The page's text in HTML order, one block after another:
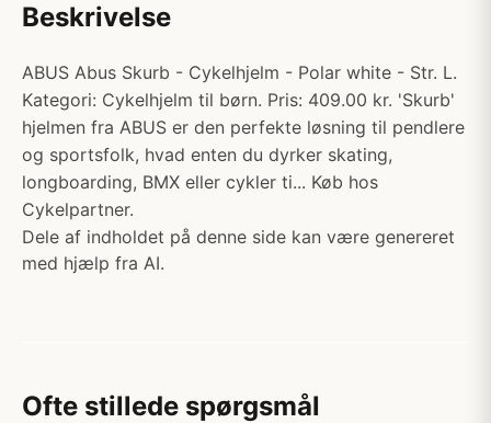
Beskrivelse
ABUS Abus Skurb - Cykelhjelm - Polar white - Str. L.
Kategori: Cykelhjelm til børn. Pris: 409.00 kr. 'Skurb'
hjelmen fra ABUS er den perfekte løsning til pendlere
og sportsfolk, hvad enten du dyrker skating,
longboarding, BMX eller cykler ti... Køb hos
Cykelpartner.
Dele af indholdet på denne side kan være genereret
med hjælp fra AI.
Ofte stillede spørgsmål